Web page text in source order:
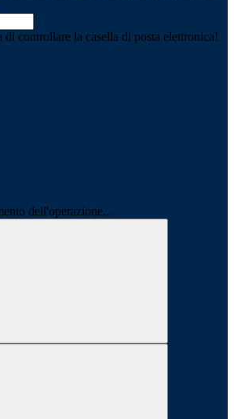
di controllare la casella di posta elettronica!
dell'operazione...